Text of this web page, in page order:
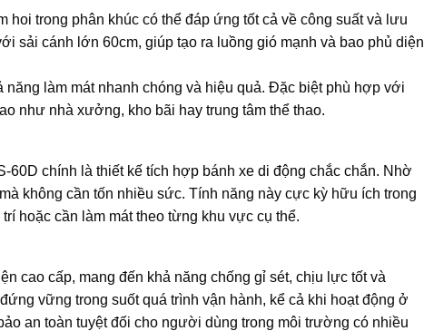
hoi trong phân khúc có thể đáp ứng tốt cả về công suất và lưu
sải cánh lớn 60cm, giúp tạo ra luồng gió mạnh và bao phủ diện
làm mát nhanh chóng và hiệu quả. Đặc biệt phù hợp với
như nhà xưởng, kho bãi hay trung tâm thể thao.
60D chính là thiết kế tích hợp bánh xe di động chắc chắn. Nhờ
không cần tốn nhiều sức. Tính năng này cực kỳ hữu ích trong
hoặc cần làm mát theo từng khu vực cụ thể.
cao cấp, mang đến khả năng chống gỉ sét, chịu lực tốt và
vững trong suốt quá trình vận hành, kể cả khi hoạt động ở
an toàn tuyệt đối cho người dùng trong môi trường có nhiều